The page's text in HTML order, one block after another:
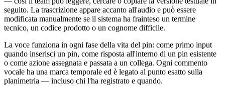
seguito. La trascrizione appare accanto all'audio e può essere
modificata manualmente se il sistema ha frainteso un termine
tecnico, un codice prodotto o un cognome difficile.
La voce funziona in ogni fase della vita del pin: come primo input
quando inserisci un pin, come risposta all'interno di un pin esistente
o come azione assegnata e passata a un collega. Ogni commento
vocale ha una marca temporale ed è legato al punto esatto sulla
planimetria — incluso chi l'ha registrato e quando.